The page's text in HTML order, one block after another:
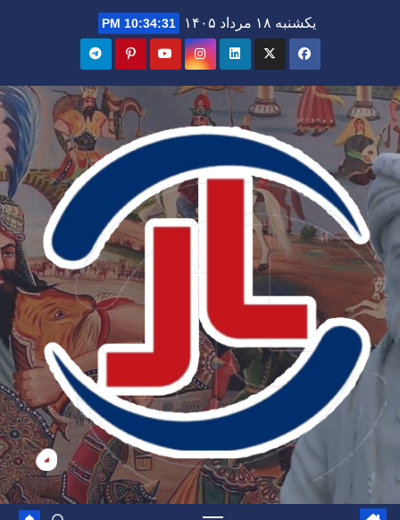
یکشنبه ۱۸ مرداد ۱۴۰۵ 10:34:32 PM